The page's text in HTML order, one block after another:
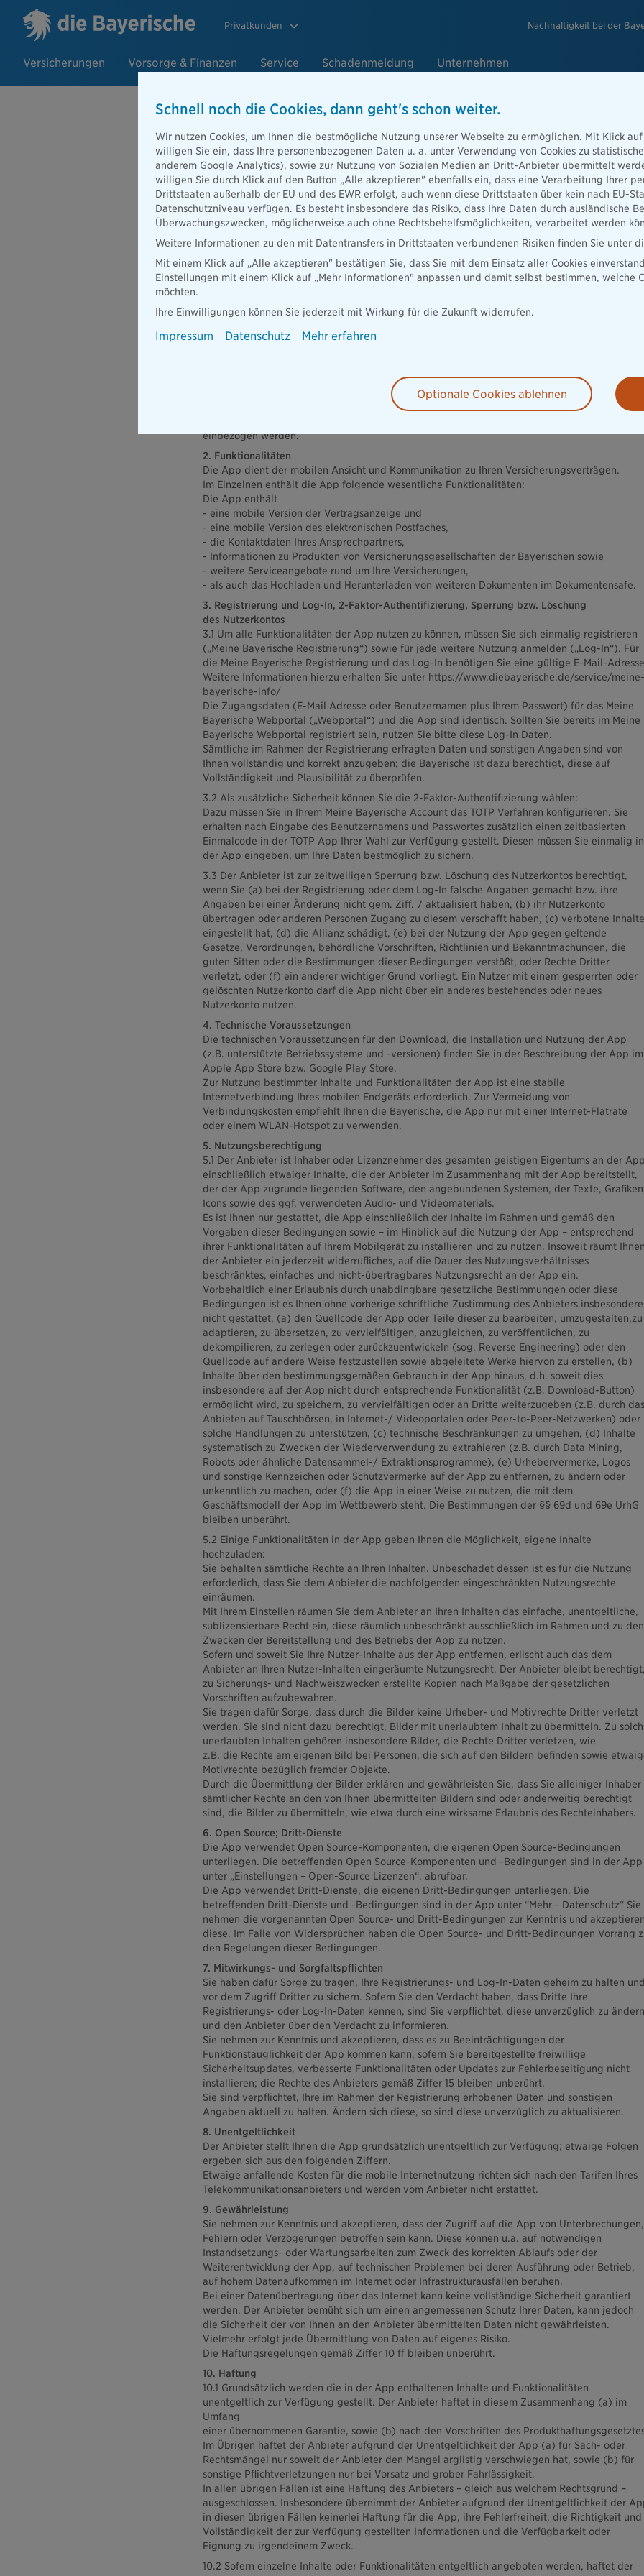
Privatkunden Nachhaltigkeit bei der
Versicherungen Vorsorge & Finanzen Service Schadenmeldung Unternehmen
Nutzungsbedingungen für die iOS und
Bayerische"
Stand: 30.04.2024
1. Gegenstand und Geltungsbereich
die Bayerische Online-Versicherungsagentur und -Marketing GmbH (nachfolgend als
darin angebotenen Inhalte und Funktionalitäten (insgesamt „App“) zur Verfügung. Download,
Installation und Nutzung der App sind ausschließlich auf Grundlage und nach Maßgabe dieser
„Nutzungsbedingungen für „Meine Bayerische (iOS/Android)“ App („Bedingungen“)
einem Nutzungsverhältnis über die App auf Grundlage dieser Bedingungen
Diese Bedingungen gelten auch für Änderungen und neue Versionen der App, sofern bei
einbezogen werden.
2. Funktionalitäten
Die App dient der mobilen Ansicht und Kommunikation zu Ihren Versicherungsverträgen.
Im Einzelnen enthält die App folgende wesentliche Funktionalitäten:
Die App enthält
- eine mobile Version der Vertragsanzeige und
- eine mobile Version des elektronischen Postfaches,
- die Kontaktdaten Ihres Ansprechpartners,
- Informationen zu Produkten von Versicherungsgesellschaften der Bayerischen sowie
- weitere Serviceangebote rund um Ihre Versicherungen,
- als auch das Hochladen und Herunterladen von weiteren Dokumenten im Dokumentensafe.
3. Registrierung und Log-In, 2-Faktor-Authentifizierung, Sperrung bzw. Löschung
des Nutzerkontos
3.1 Um alle Funktionalitäten der App nutzen zu können, müssen Sie sich einmalig registrieren
(„Meine Bayerische Registrierung“) sowie für jede weitere Nutzung anmelden („Log-In“). Für
die Meine Bayerische Registrierung und das Log-In benötigen Sie eine gültige E-Mail-
Weitere Informationen hierzu erhalten Sie unter https://www.diebayerische.de/service/meine-
bayerische-info/
Die Zugangsdaten (E-Mail Adresse oder Benutzernamen plus Ihrem Passwort) für das Meine
Bayerische Webportal („Webportal“) und die App sind identisch. Sollten Sie bereits im Meine
Bayerische Webportal registriert sein, nutzen Sie bitte diese Log-In Daten.
Sämtliche im Rahmen der Registrierung erfragten Daten und sonstigen Angaben sind von
Ihnen vollständig und korrekt anzugeben; die Bayerische ist dazu berechtigt, diese auf
Vollständigkeit und Plausibilität zu überprüfen.
3.2 Als zusätzliche Sicherheit können Sie die 2-Faktor-Authentifizierung wählen:
Dazu müssen Sie in Ihrem Meine Bayerische Account das TOTP Verfahren konfigurieren. Sie
erhalten nach Eingabe des Benutzernamens und Passwortes zusätzlich einen zeitbasierten
Einmalcode in der TOTP App Ihrer Wahl zur Verfügung gestellt. Diesen müssen Sie einmalig in
der App eingeben, um Ihre Daten bestmöglich zu sichern.
3.3 Der Anbieter ist zur zeitweiligen Sperrung bzw. Löschung des Nutzerkontos berechtigt,
wenn Sie (a) bei der Registrierung oder dem Log-In falsche Angaben gemacht bzw. ihre
Angaben bei einer Änderung nicht gem. Ziff. 7 aktualisiert haben, (b) ihr Nutzerkonto
übertragen oder anderen Personen Zugang zu diesem verschafft haben, (c) verbotene Inhalte
eingestellt hat, (d) die Allianz schädigt, (e) bei der Nutzung der App gegen geltende
Gesetze, Verordnungen, behördliche Vorschriften, Richtlinien und Bekanntmachungen, die
guten Sitten oder die Bestimmungen dieser Bedingungen verstößt, oder Rechte Dritter
verletzt, oder (f) ein anderer wichtiger Grund vorliegt. Ein Nutzer mit einem gesperrten oder
gelöschten Nutzerkonto darf die App nicht über ein anderes bestehendes oder neues
Nutzerkonto nutzen.
4. Technische Voraussetzungen
Die technischen Voraussetzungen für den Download, die Installation und Nutzung der App
(z.B. unterstützte Betriebssysteme und -versionen) finden Sie in der Beschreibung der App im
Apple App Store bzw. Google Play Store.
Zur Nutzung bestimmter Inhalte und Funktionalitäten der App ist eine stabile
Internetverbindung Ihres mobilen Endgeräts erforderlich. Zur Vermeidung von
Verbindungskosten empfiehlt Ihnen die Bayerische, die App nur mit einer Internet-Flatrate
oder einem WLAN-Hotspot zu verwenden.
5. Nutzungsberechtigung
5.1 Der Anbieter ist Inhaber oder Lizenznehmer des gesamten geistigen Eigentums an der
einschließlich etwaiger Inhalte, die der Anbieter im Zusammenhang mit der App bereitstellt,
der der App zugrunde liegenden Software, den angebundenen Systemen, der Texte,
Icons sowie des ggf. verwendeten Audio- und Videomaterials.
Es ist Ihnen nur gestattet, die App einschließlich der Inhalte im Rahmen und gemäß den
Vorgaben dieser Bedingungen sowie – im Hinblick auf die Nutzung der App – entsprechend
ihrer Funktionalitäten auf Ihrem Mobilgerät zu installieren und zu nutzen. Insoweit räumt
der Anbieter ein jederzeit widerrufliches, auf die Dauer des Nutzungsverhältnisses
beschränktes, einfaches und nicht-übertragbares Nutzungsrecht an der App ein.
Vorbehaltlich einer Erlaubnis durch unabdingbare gesetzliche Bestimmungen oder diese
Bedingungen ist es Ihnen ohne vorherige schriftliche Zustimmung des Anbieters insbesondere
nicht gestattet, (a) den Quellcode der App oder Teile dieser zu bearbeiten, umzugestalten,zu
adaptieren, zu übersetzen, zu vervielfältigen, anzugleichen, zu veröffentlichen, zu
dekompilieren, zu zerlegen oder zurückzuentwickeln (sog. Reverse Engineering) oder den
Quellcode auf andere Weise festzustellen sowie abgeleitete Werke hiervon zu erstellen, (b)
Inhalte über den bestimmungsgemäßen Gebrauch in der App hinaus, d.h. soweit dies
insbesondere auf der App nicht durch entsprechende Funktionalität (z.B. Download-Button)
ermöglicht wird, zu speichern, zu vervielfältigen oder an Dritte weiterzugeben (z.B. durch das
Anbieten auf Tauschbörsen, in Internet-/ Videoportalen oder Peer-to-Peer-Netzwerken) oder
solche Handlungen zu unterstützen, (c) technische Beschränkungen zu umgehen, (d) Inhalte
systematisch zu Zwecken der Wiederverwendung zu extrahieren (z.B. durch Data Mining,
Robots oder ähnliche Datensammel-/ Extraktionsprogramme), (e) Urhebervermerke, Logos
und sonstige Kennzeichen oder Schutzvermerke auf der App zu entfernen, zu ändern oder
unkenntlich zu machen, oder (f) die App in einer Weise zu nutzen, die mit dem
Geschäftsmodell der App im Wettbewerb steht. Die Bestimmungen der §§ 69d und 69e UrhG
bleiben unberührt.
5.2 Einige Funktionalitäten in der App geben Ihnen die Möglichkeit, eigene Inhalte
hochzuladen:
Sie behalten sämtliche Rechte an Ihren Inhalten. Unbeschadet dessen ist es für die Nutzung
erforderlich, dass Sie dem Anbieter die nachfolgenden eingeschränkten Nutzungsrechte
einräumen.
Mit Ihrem Einstellen räumen Sie dem Anbieter an Ihren Inhalten das einfache, unentgeltliche,
sublizensierbare Recht ein, diese räumlich unbeschränkt ausschließlich im Rahmen und zu den
Zwecken der Bereitstellung und des Betriebs der App zu nutzen.
Sofern und soweit Sie Ihre Nutzer-Inhalte aus der App entfernen, erlischt auch das dem
Anbieter an Ihren Nutzer-Inhalten eingeräumte Nutzungsrecht. Der Anbieter bleibt
zu Sicherungs- und Nachweiszwecken erstellte Kopien nach Maßgabe der gesetzlichen
Vorschriften aufzubewahren.
Sie tragen dafür Sorge, dass durch die Bilder keine Urheber- und Motivrechte Dritter verletzt
werden. Sie sind nicht dazu berechtigt, Bilder mit unerlaubtem Inhalt zu übermitteln. Zu solch
unerlaubten Inhalten gehören insbesondere Bilder, die Rechte Dritter verletzen, wie
z.B. die Rechte am eigenen Bild bei Personen, die sich auf den Bildern befinden sowie
Motivrechte bezüglich fremder Objekte.
Durch die Übermittlung der Bilder erklären und gewährleisten Sie, dass Sie alleiniger Inhaber
sämtlicher Rechte an den von Ihnen übermittelten Bildern sind oder anderweitig berechtigt
sind, die Bilder zu übermitteln, wie etwa durch eine wirksame Erlaubnis des Rechteinhabers.
6. Open Source; Dritt-Dienste
Die App verwendet Open Source-Komponenten, die eigenen Open Source-Bedingungen
unterliegen. Die betreffenden Open Source-Komponenten und -Bedingungen sind in der App
unter „Einstellungen – Open-Source Lizenzen“. abrufbar.
Die App verwendet Dritt-Dienste, die eigenen Dritt-Bedingungen unterliegen. Die
betreffenden Dritt-Dienste und -Bedingungen sind in der App unter “Mehr - Datenschutz“ Sie
nehmen die vorgenannten Open Source- und Dritt-Bedingungen zur Kenntnis und
diese. Im Falle von Widersprüchen haben die Open Source- und Dritt-Bedingungen Vorrang
den Regelungen dieser Bedingungen.
7. Mitwirkungs- und Sorgfaltspflichten
Sie haben dafür Sorge zu tragen, Ihre Registrierungs- und Log-In-Daten geheim zu halten
vor dem Zugriff Dritter zu sichern. Sofern Sie den Verdacht haben, dass Dritte Ihre
Registrierungs- oder Log-In-Daten kennen, sind Sie verpflichtet, diese unverzüglich zu ändern
und den Anbieter über den Verdacht zu informieren.
Sie nehmen zur Kenntnis und akzeptieren, dass es zu Beeinträchtigungen der
Funktionstauglichkeit der App kommen kann, sofern Sie bereitgestellte freiwillige
Sicherheitsupdates, verbesserte Funktionalitäten oder Updates zur Fehlerbeseitigung nicht
installieren; die Rechte des Anbieters gemäß Ziffer 15 bleiben unberührt.
Sie sind verpflichtet, Ihre im Rahmen der Registrierung erhobenen Daten und sonstigen
Angaben aktuell zu halten. Ändern sich diese, so sind diese unverzüglich zu aktualisieren.
8. Unentgeltlichkeit
Der Anbieter stellt Ihnen die App grundsätzlich unentgeltlich zur Verfügung; etwaige Folgen
ergeben sich aus den folgenden Ziffern.
Etwaige anfallende Kosten für die mobile Internetnutzung richten sich nach den Tarifen Ihres
Telekommunikationsanbieters und werden vom Anbieter nicht erstattet.
9. Gewährleistung
Sie nehmen zur Kenntnis und akzeptieren, dass der Zugriff auf die App von Unterbrechungen,
Fehlern oder Verzögerungen betroffen sein kann. Diese können u.a. auf notwendigen
Instandsetzungs- oder Wartungsarbeiten zum Zweck des korrekten Ablaufs oder der
Weiterentwicklung der App, auf technischen Problemen bei deren Ausführung oder Betrieb,
auf hohem Datenaufkommen im Internet oder Infrastrukturausfällen beruhen.
Bei einer Datenübertragung über das Internet kann keine vollständige Sicherheit garantiert
werden. Der Anbieter bemüht sich um einen angemessenen Schutz Ihrer Daten, kann jedoch
die Sicherheit der von Ihnen an den Anbieter übermittelten Daten nicht gewährleisten.
Vielmehr erfolgt jede Übermittlung von Daten auf eigenes Risiko.
Die Haftungsregelungen gemäß Ziffer 10 ff bleiben unberührt.
10. Haftung
10.1 Grundsätzlich werden die in der App enthaltenen Inhalte und Funktionalitäten
unentgeltlich zur Verfügung gestellt. Der Anbieter haftet in diesem Zusammenhang (a) im
Umfang
einer übernommenen Garantie, sowie (b) nach den Vorschriften des
Im Übrigen haftet der Anbieter aufgrund der Unentgeltlichkeit der App (a) für Sach- oder
Rechtsmängel nur soweit der Anbieter den Mangel arglistig verschwiegen hat, sowie (b) für
sonstige Pflichtverletzungen nur bei Vorsatz und grober Fahrlässigkeit.
In allen übrigen Fällen ist eine Haftung des Anbieters – gleich aus welchem Rechtsgrund –
ausgeschlossen. Insbesondere übernimmt der Anbieter aufgrund der Unentgeltlichkeit der
in diesen übrigen Fällen keinerlei Haftung für die App, ihre Fehlerfreiheit, die Richtigkeit und
Vollständigkeit der zur Verfügung gestellten Informationen und die Verfügbarkeit oder
Eignung zu irgendeinem Zweck.
10.2 Sofern einzelne Inhalte oder Funktionalitäten entgeltlich angeboten werden, haftet der
Schnell noch die Cookies, dann geht's schon weiter.
Wir nutzen Cookies, um Ihnen die bestmögliche Nutzung unserer Webseite zu ermöglichen. Mit Klick
willigen Sie ein, dass Ihre personenbezogenen Daten u. a. unter Verwendung von Cookies zu
anderem Google Analytics), sowie zur Nutzung von Sozialen Medien an Dritt-Anbieter übermittelt
willigen Sie durch Klick auf den Button „Alle akzeptieren" ebenfalls ein, dass eine Verarbeitung Ihrer
Drittstaaten außerhalb der EU und des EWR erfolgt, auch wenn diese Drittstaaten über kein nach EU-
Datenschutzniveau verfügen. Es besteht insbesondere das Risiko, dass Ihre Daten durch ausländische
Überwachungszwecken, möglicherweise auch ohne Rechtsbehelfsmöglichkeiten, verarbeitet werden
Weitere Informationen zu den mit Datentransfers in Drittstaaten verbundenen Risiken finden Sie unter
Mit einem Klick auf „Alle akzeptieren" bestätigen Sie, dass Sie mit dem Einsatz aller Cookies
Einstellungen mit einem Klick auf „Mehr Informationen" anpassen und damit selbst bestimmen, welche
möchten.
Ihre Einwilligungen können Sie jederzeit mit Wirkung für die Zukunft widerrufen.
Impressum Datenschutz Mehr erfahren
Optionale Cookies ablehnen